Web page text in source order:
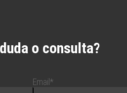
o consulta?
Email*